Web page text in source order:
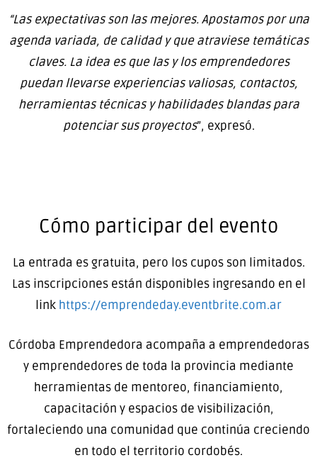
“Las expectativas son las mejores. Apostamos por una
agenda variada, de calidad y que atraviese temáticas
claves. La idea es que las y los emprendedores
puedan llevarse experiencias valiosas, contactos,
herramientas técnicas y habilidades blandas para
potenciar sus proyectos”, expresó.
Cómo participar del evento
La entrada es gratuita, pero los cupos son limitados.
Las inscripciones están disponibles ingresando en el
link https://emprendeday.eventbrite.com.ar
Córdoba Emprendedora acompaña a emprendedoras
y emprendedores de toda la provincia mediante
herramientas de mentoreo, financiamiento,
capacitación y espacios de visibilización,
fortaleciendo una comunidad que continúa creciendo
en todo el territorio cordobés.